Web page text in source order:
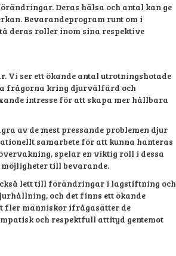
Deras hälsa och antal kan ge
Bevarandeprogram runt om i
deras roller inom sina respektive
ser ett ökande antal utrotningshotade
frågorna kring djurvälfärd och
intresse för att skapa mer hållbara
av de mest pressande problemen djur
samarbete för att kunna hanteras
spelar en viktig roll i dessa
möjligheter till bevarande.
lett till förändringar i lagstiftning och
och det finns ett ökande
fler människor ifrågasätter de
och respektfull attityd gentemot